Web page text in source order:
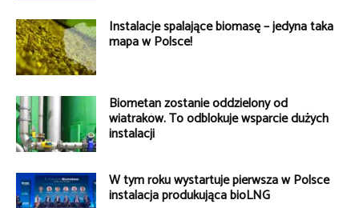
Instalacje spalające biomasę – jedyna taka
mapa w Polsce!
Biometan zostanie oddzielony od
wiatraków. To odblokuje wsparcie dużych
instalacji
W tym roku wystartuje pierwsza w Polsce
instalacja produkująca bioLNG